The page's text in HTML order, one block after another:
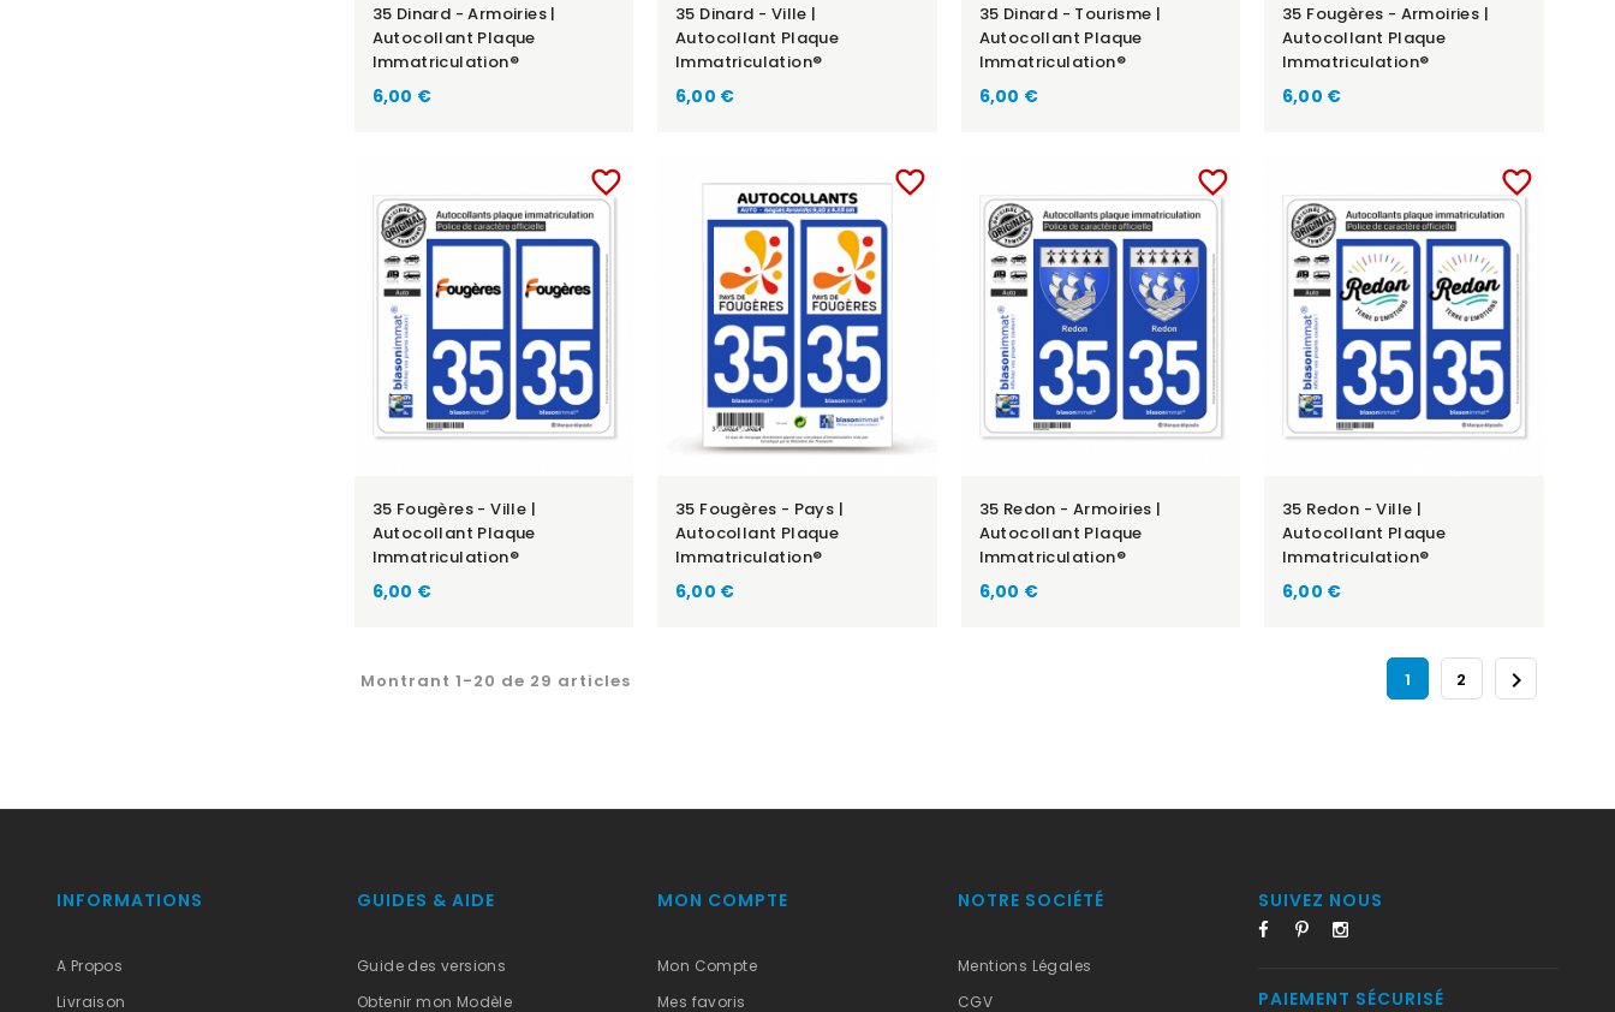
35 Dinard - Armoiries |
Autocollant Plaque
Immatriculation®
6,00 €
35 Dinard - Ville |
Autocollant Plaque
Immatriculation®
6,00 €
35 Dinard - Tourisme |
Autocollant Plaque
Immatriculation®
6,00 €
35 Fougères - Armoiries |
Autocollant Plaque
Immatriculation®
6,00 €
favorite_border
35 Fougères - Ville |
Autocollant Plaque
Immatriculation®
6,00 €
favorite_border
35 Fougères - Pays |
Autocollant Plaque
Immatriculation®
6,00 €
favorite_border
35 Redon - Armoiries |
Autocollant Plaque
Immatriculation®
6,00 €
favorite_border
35 Redon - Ville |
Autocollant Plaque
Immatriculation®
6,00 €
Montrant 1-20 de 29 articles 1 2 
INFORMATIONS
A Propos
Livraison
GUIDES & AIDE
Guide des versions
Obtenir mon Modèle
MON COMPTE
Mon Compte
Mes favoris
NOTRE SOCIÉTÉ
Mentions Légales
CGV
SUIVEZ NOUS
PAIEMENT SÉCURISÉ